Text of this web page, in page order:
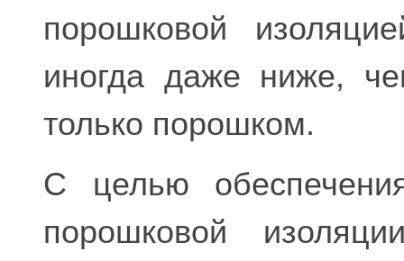
порошковой
иногда даже ниже,
только порошком.
С целью
порошковой